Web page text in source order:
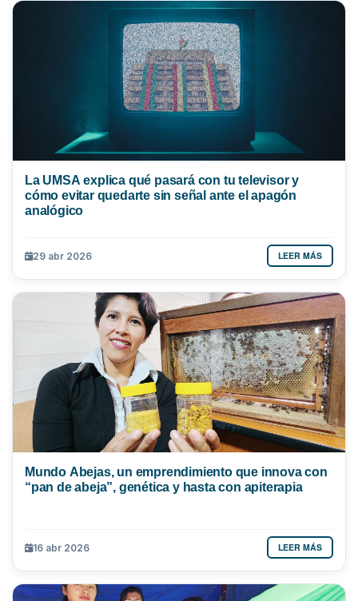
La UMSA explica qué pasará con tu televisor y
cómo evitar quedarte sin señal ante el apagón
analógico
29 abr 2026 LEER MÁS
Mundo Abejas, un emprendimiento que innova con
“pan de abeja”, genética y hasta con apiterapia
16 abr 2026 LEER MÁS